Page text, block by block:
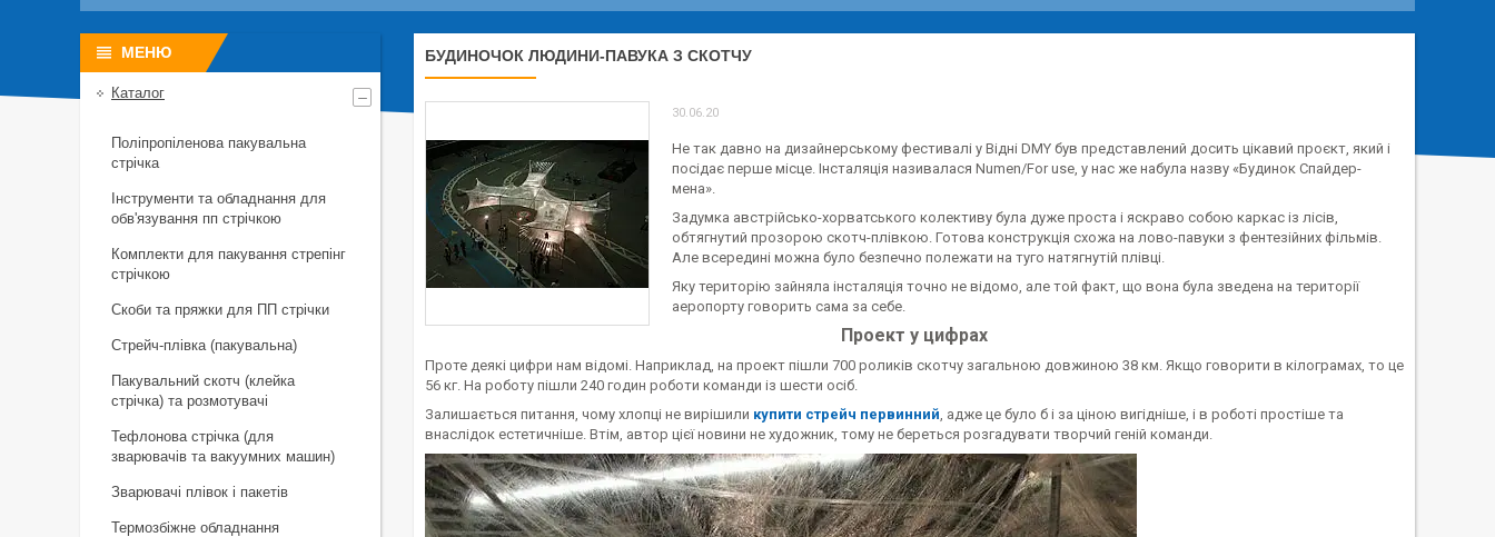
БУДИНОЧОК ЛЮДИНИ-ПАВУКА З СКОТЧУ
30.06.20
Не так давно на дизайнерському фестивалі у Відні DMY був представлений досить цікавий проєкт, який і
посідає перше місце. Інсталяція називалася Numen/For use, у нас же набула назву «Будинок Спайдер-
мена».
Задумка австрійсько-хорватського колективу була дуже проста і яскраво собою каркас із лісів,
обтягнутий прозорою скотч-плівкою. Готова конструкція схожа на лово-павуки з фентезійних фільмів.
Але всередині можна було безпечно полежати на туго натягнутій плівці.
Яку територію зайняла інсталяція точно не відомо, але той факт, що вона була зведена на території
аеропорту говорить сама за себе.
Проект у цифрах
Проте деякі цифри нам відомі. Наприклад, на проект пішли 700 роликів скотчу загальною довжиною 38 км. Якщо говорити в кілограмах, то це
56 кг. На роботу пішли 240 годин роботи команди із шести осіб.
Залишається питання, чому хлопці не вирішили купити стрейч первинний, адже це було б і за ціною вигідніше, і в роботі простіше та
внаслідок естетичніше. Втім, автор цієї новини не художник, тому не береться розгадувати творчий геній команди.
Каталог
Поліпропіленова пакувальна
стрічка
Інструменти та обладнання для
обв'язування пп стрічкою
Комплекти для пакування стрепінг
стрічкою
Скоби та пряжки для ПП стрічки
Стрейч-плівка (пакувальна)
Пакувальний скотч (клейка
стрічка) та розмотувачі
Тефлонова стрічка (для
зварювачів та вакуумних машин)
Зварювачі плівок і пакетів
Термозбіжне обладнання